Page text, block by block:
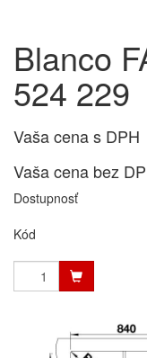
Blanco
524 229
Vaša cena s DPH
Vaša cena bez
Dostupnosť
Kód